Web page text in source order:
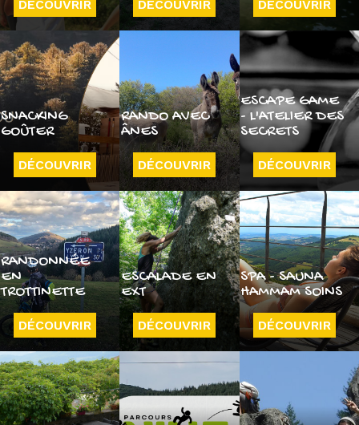
DÉCOUVRIR DÉCOUVRIR DÉCOUVRIR
SNACKING
GOÛTER
DÉCOUVRIR
RANDO AVEC
ÂNES
DÉCOUVRIR
ESCAPE GAME
- L'ATELIER DES
SECRETS
DÉCOUVRIR
RANDONNÉE
EN
TROTTINETTE
DÉCOUVRIR
ESCALADE EN
EXT
DÉCOUVRIR
SPA - SAUNA
HAMMAM SOINS
DÉCOUVRIR